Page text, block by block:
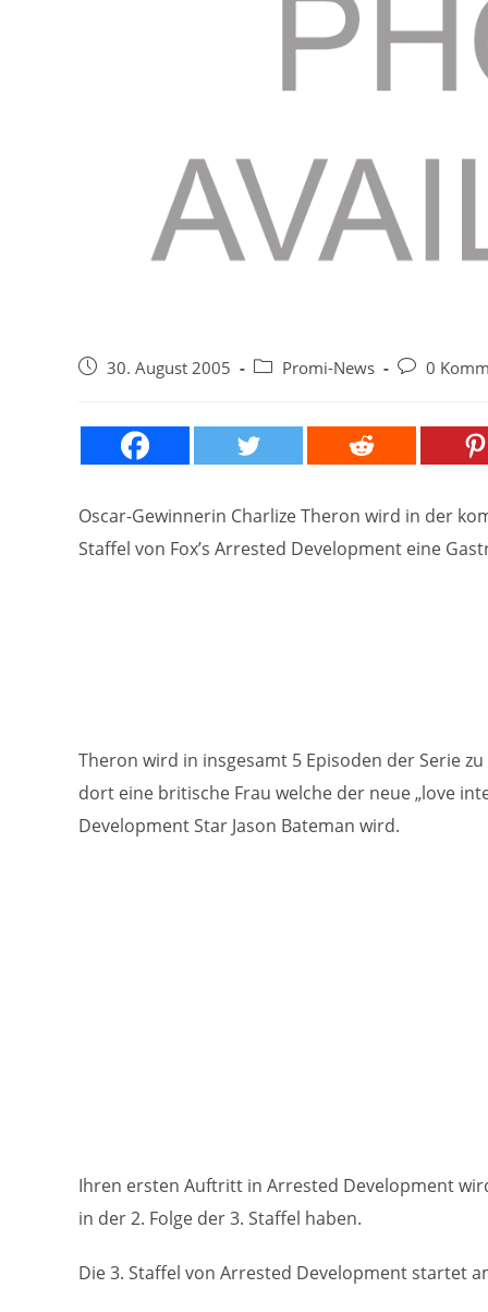
Beitrag30. August 2005
Beitrags-
Promi-News
Beitrags-
0
Oscar-Gewinnerin Charlize Theron wird in der
Staffel von Fox’s Arrested Development eine
Theron wird in insgesamt 5 Episoden der Serie
dort eine britische Frau welche der neue „love
Development Star Jason Bateman wird.
Ihren ersten Auftritt in Arrested Development
in der 2. Folge der 3. Staffel haben.
Die 3. Staffel von Arrested Development startet